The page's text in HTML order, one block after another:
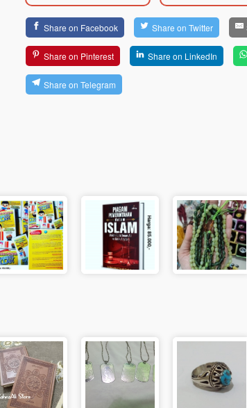
Share on Facebook Share on Twitter
Share on Pinterest Share on LinkedIn
Share on Telegram